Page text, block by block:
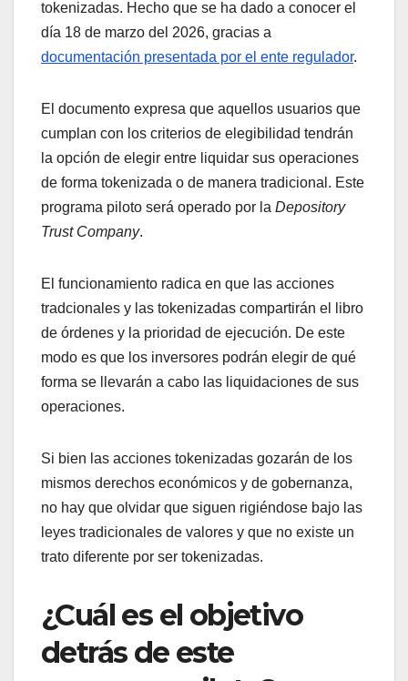
tokenizadas. Hecho que se ha dado a conocer el
día 18 de marzo del 2026, gracias a
documentación presentada por el ente regulador.
El documento expresa que aquellos usuarios que
cumplan con los criterios de elegibilidad tendrán
la opción de elegir entre liquidar sus operaciones
de forma tokenizada o de manera tradicional. Este
programa piloto será operado por la Depository
Trust Company.
El funcionamiento radica en que las acciones
tradcionales y las tokenizadas compartirán el libro
de órdenes y la prioridad de ejecución. De este
modo es que los inversores podrán elegir de qué
forma se llevarán a cabo las liquidaciones de sus
operaciones.
Si bien las acciones tokenizadas gozarán de los
mismos derechos económicos y de gobernanza,
no hay que olvidar que siguen rigiéndose bajo las
leyes tradicionales de valores y que no existe un
trato diferente por ser tokenizadas.
¿Cuál es el objetivo
detrás de este